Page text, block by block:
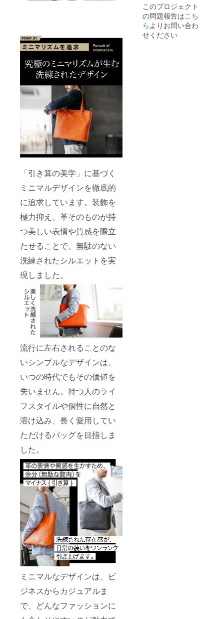
「引き算の美学」に基づく
ミニマルデザインを徹底的
に追求しています。装飾を
極力抑え、革そのものが持
つ美しい表情や質感を際立
たせることで、無駄のない
洗練されたシルエットを実
現しました。
流行に左右されることのな
いシンプルなデザインは、
いつの時代でもその価値を
失いません。持つ人のライ
フスタイルや個性に自然と
溶け込み、長く愛用してい
ただけるバッグを目指しま
した。
ミニマルなデザインは、ビ
ジネスからカジュアルま
で、どんなファッションに
このプロジェクト
の問題報告はこち
ら よりお問い合わ
せください